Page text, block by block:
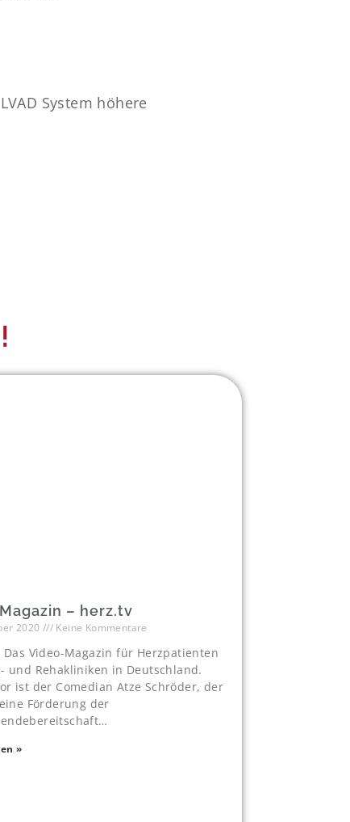
System höhere
– herz.tv
2020 Keine Kommentare
Das Video-Magazin für Herzpatienten
und Rehakliniken in Deutschland.
ist der Comedian Atze Schröder, der
Förderung der
»